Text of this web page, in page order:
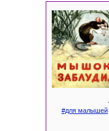
#для малышей